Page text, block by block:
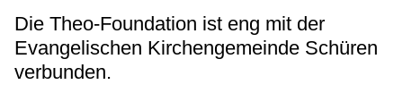
Die Theo-Foundation ist eng mit der
Evangelischen Kirchengemeinde Schüren
verbunden.